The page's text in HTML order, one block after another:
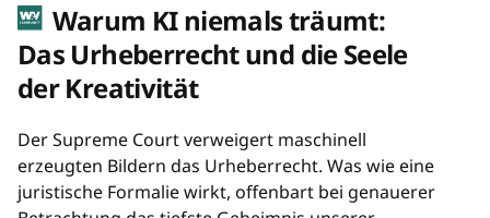
Warum KI niemals träumt:
Das Urheberrecht und die Seele
der Kreativität
Der Supreme Court verweigert maschinell
erzeugten Bildern das Urheberrecht. Was wie eine
juristische Formalie wirkt, offenbart bei genauerer